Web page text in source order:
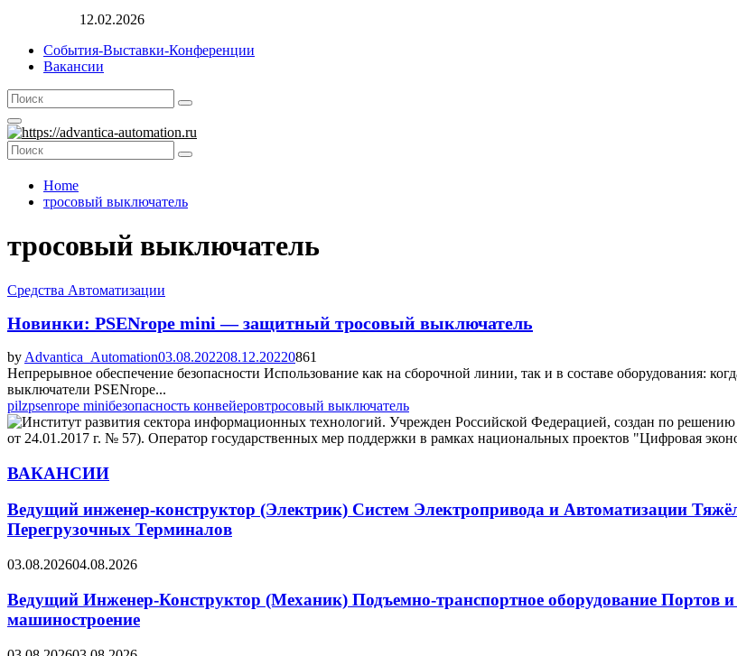
12.02.2026
События-Выставки-Конференции
Вакансии
Search
for:
Search
Primary
Menu
Search
for:
Search
Home
тросовый выключатель
тросовый выключатель
Средства Автоматизации
Новинки: PSENrope mini — защитный тросовый выключатель
by Advantica_Automation03.08.202208.12.20220861
Непрерывное обеспечение безопасности Использование как на сборочной линии, так и в составе оборудования:
выключатели PSENrope...
pilzpsenrope miniбезопасность конвейеровтросовый выключатель
ВАКАНСИИ
Ведущий инженер-конструктор (Электрик) Систем Электропривода и Автоматизации
Перегрузочных Терминалов
03.08.202604.08.2026
Ведущий Инженер-Конструктор (Механик) Подъемно-транспортное оборудование Портов
машиностроение